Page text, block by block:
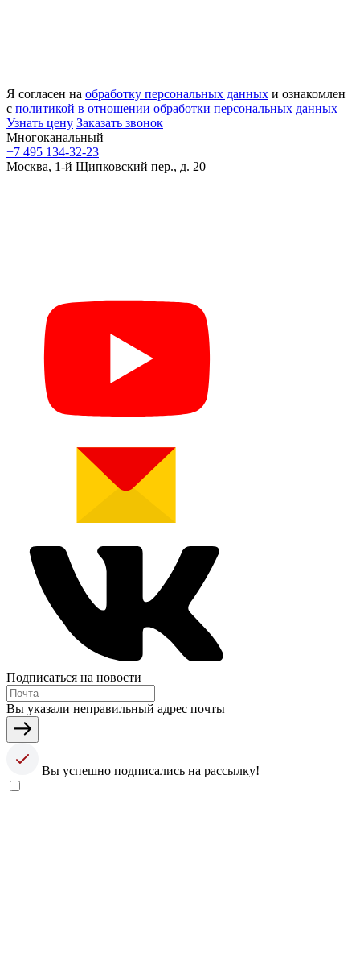
Я согласен на обработку персональных данных и ознакомлен
с политикой в отношении обработки персональных данных
Узнать цену Заказать звонок
Многоканальный
+7 495 134-32-23
Москва, 1-й Щипковский пер., д. 20
Подписаться на новости
Вы указали неправильный адрес почты
Вы успешно подписались на рассылку!